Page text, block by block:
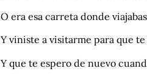
O era esa carreta donde
Y viniste a visitarme para que
Y que te espero de nuevo